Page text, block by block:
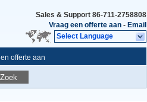
Sales & Support 86-711-2758808
Vraag een offerte aan - Email
Select Language
offerte aan
Zoek